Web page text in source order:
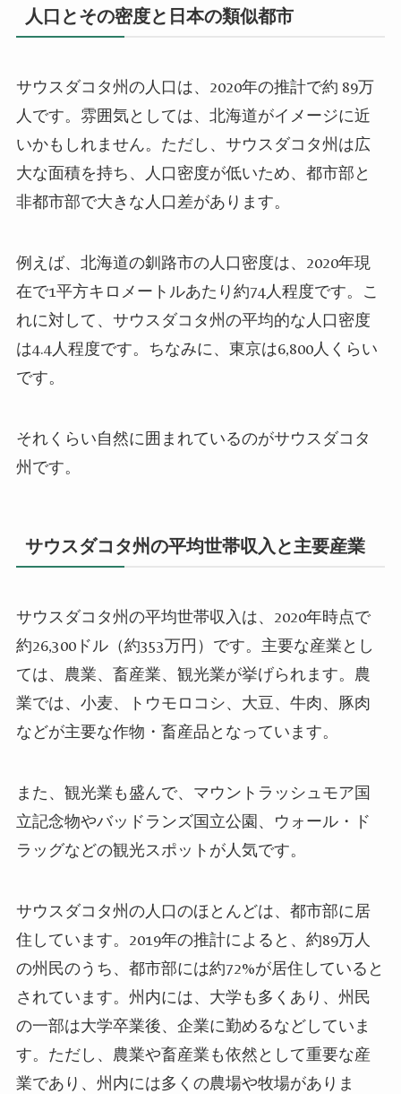
人口とその密度と日本の類似都市
サウスダコタ州の人口は、2020年の推計で約 89万
人です。雰囲気としては、北海道がイメージに近
いかもしれません。ただし、サウスダコタ州は広
大な面積を持ち、人口密度が低いため、都市部と
非都市部で大きな人口差があります。
例えば、北海道の釧路市の人口密度は、2020年現
在で1平方キロメートルあたり約74人程度です。こ
れに対して、サウスダコタ州の平均的な人口密度
は4.4人程度です。ちなみに、東京は6,800人くらい
です。
それくらい自然に囲まれているのがサウスダコタ
州です。
サウスダコタ州の平均世帯収入と主要産業
サウスダコタ州の平均世帯収入は、2020年時点で
約26,300ドル（約353万円）です。主要な産業とし
ては、農業、畜産業、観光業が挙げられます。農
業では、小麦、トウモロコシ、大豆、牛肉、豚肉
などが主要な作物・畜産品となっています。
また、観光業も盛んで、マウントラッシュモア国
立記念物やバッドランズ国立公園、ウォール・ド
ラッグなどの観光スポットが人気です。
サウスダコタ州の人口のほとんどは、都市部に居
住しています。2019年の推計によると、約89万人
の州民のうち、都市部には約72%が居住していると
されています。州内には、大学も多くあり、州民
の一部は大学卒業後、企業に勤めるなどしていま
す。ただし、農業や畜産業も依然として重要な産
業であり、州内には多くの農場や牧場がありま